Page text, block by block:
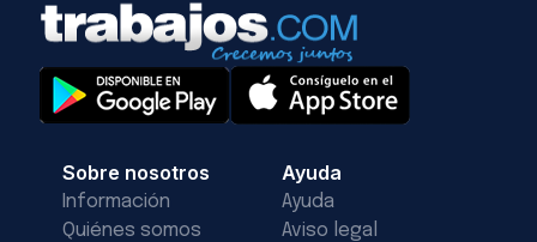
Sobre nosotros
Información
Quiénes somos
Ayuda
Ayuda
Aviso legal